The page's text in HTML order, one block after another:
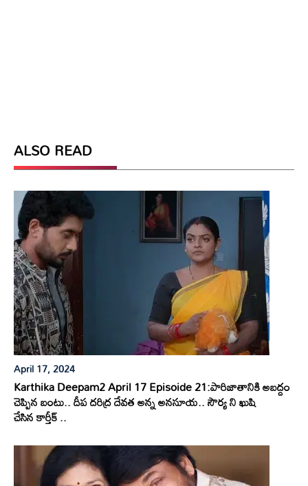
ALSO READ
April 17, 2024
Karthika Deepam2 April 17 Episoide 21:పారిజాతానికి అబద్దం
చెప్పిన బంటు.. దీప దరిద్ర దేవత అన్న అనసూయ.. సౌర్య ని ఖుషి
చేసిన కార్తీక్ ..